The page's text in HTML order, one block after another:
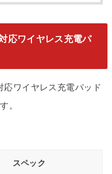
応ワイヤレス充電パ
ワイヤレス充電パッド
。
スペック